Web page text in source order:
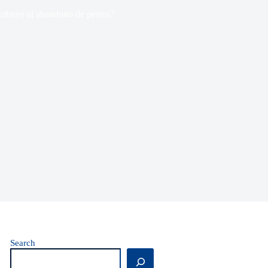
Search